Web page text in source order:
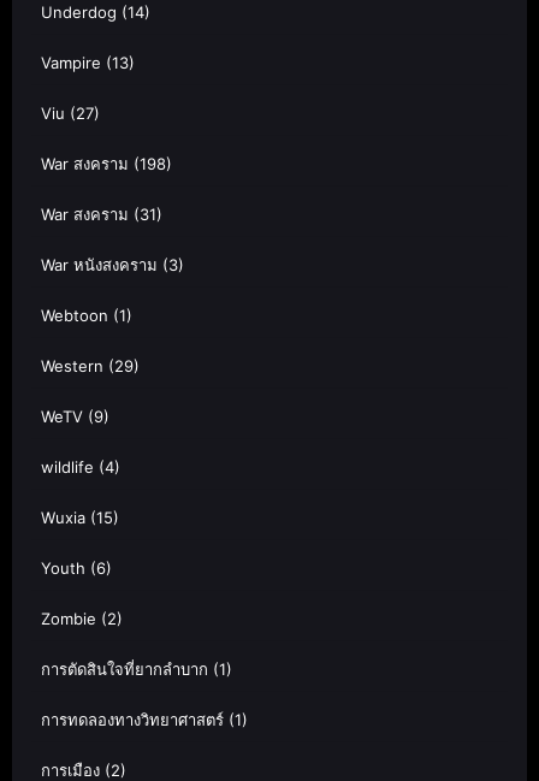
Underdog (14)
Vampire (13)
Viu (27)
War สงคราม (198)
War สงคราม (31)
War หนังสงคราม (3)
Webtoon (1)
Western (29)
WeTV (9)
wildlife (4)
Wuxia (15)
Youth (6)
Zombie (2)
การตัดสินใจที่ยากลำบาก (1)
การทดลองทางวิทยาศาสตร์ (1)
การเมือง (2)